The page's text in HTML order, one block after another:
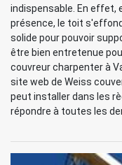
indispensable. En effet,
présence, le toit
solide pour pouvoir
être bien entretenue
couvreur charpenter à
site web de Weiss
peut installer dans les
répondre à toutes les